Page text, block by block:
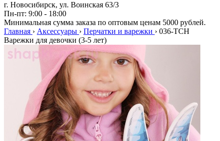
г. Новосибирск, ул. Воинская 63/3
Пн-пт: 9:00 - 18:00
Минимальная сумма заказа по оптовым ценам 5000 рублей.
Главная › Аксессуары › Перчатки и варежки › 036-TCH
Варежки для девочки (3-5 лет)